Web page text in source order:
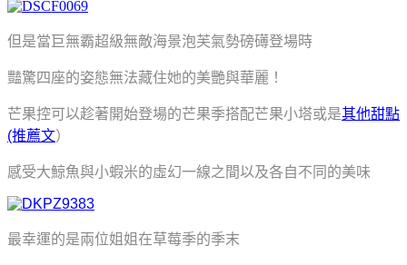
但是當巨無霸超級無敵海景泡芙氣勢磅礡登場時
豔驚四座的姿態無法藏住她的美艷與華麗！
芒果控可以趁著開始登場的芒果季搭配芒果小塔或是其他甜點
(推薦文）
感受大鯨魚與小蝦米的虛幻一線之間以及各自不同的美味
最幸運的是兩位姐姐在草莓季的季末